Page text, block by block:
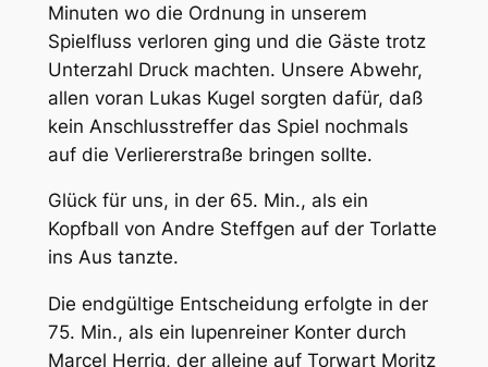
Minuten wo die Ordnung in unserem
Spielfluss verloren ging und die Gäste trotz
Unterzahl Druck machten. Unsere Abwehr,
allen voran Lukas Kugel sorgten dafür, daß
kein Anschlusstreffer das Spiel nochmals
auf die Verliererstraße bringen sollte.
Glück für uns, in der 65. Min., als ein
Kopfball von Andre Steffgen auf der Torlatte
ins Aus tanzte.
Die endgültige Entscheidung erfolgte in der
75. Min., als ein lupenreiner Konter durch
Marcel Herrig, der alleine auf Torwart Moritz